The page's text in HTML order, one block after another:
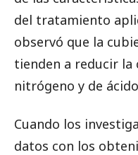
del tratamiento
observó que la
tienden a reducir la
nitrógeno y de
Cuando los
datos con los